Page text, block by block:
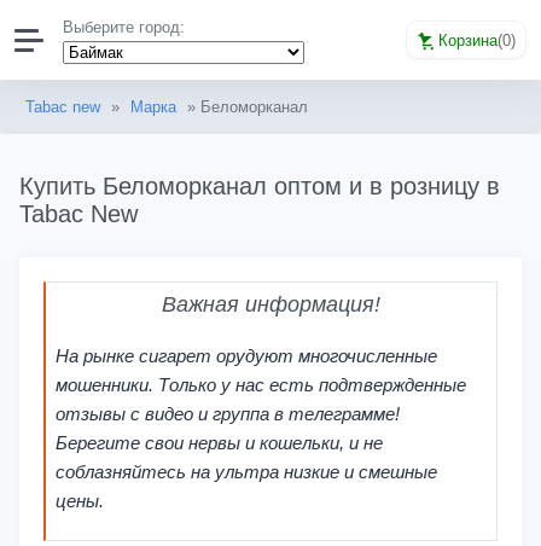
Выберите город:
Корзина(0)
Tabac new » Марка » Беломорканал
Купить Беломорканал оптом и в розницу в
Tabac New
Важная информация!
На рынке сигарет орудуют многочисленные
мошенники. Только у нас есть подтвержденные
отзывы с видео и группа в телеграмме!
Берегите свои нервы и кошельки, и не
соблазняйтесь на ультра низкие и смешные
цены.